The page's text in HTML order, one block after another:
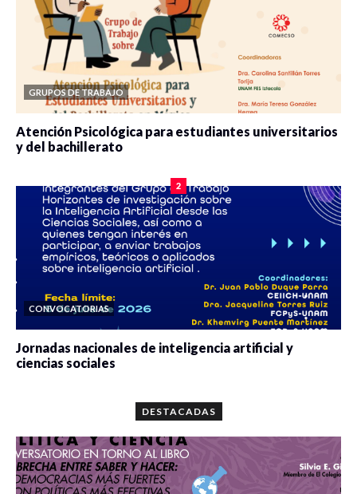
GRUPOS DE TRABAJO
Atención Psicológica para estudiantes universitarios
y del bachillerato
2
CONVOCATORIAS
Jornadas nacionales de inteligencia artificial y
ciencias sociales
DESTACADAS